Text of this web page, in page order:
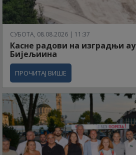
СУБОТА, 08.08.2026 | 11:37
Касне радови на изградњи
Бијељиина
ПРОЧИТАЈ ВИШЕ